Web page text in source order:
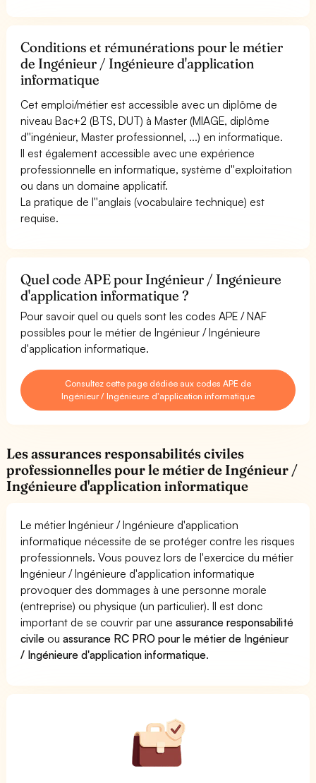
Conditions et rémunérations pour le métier
de Ingénieur / Ingénieure d'application
informatique
Cet emploi/métier est accessible avec un diplôme de
niveau Bac+2 (BTS, DUT) à Master (MIAGE, diplôme
d''ingénieur, Master professionnel, ...) en informatique.
Il est également accessible avec une expérience
professionnelle en informatique, système d''exploitation
ou dans un domaine applicatif.
La pratique de l''anglais (vocabulaire technique) est
requise.
Quel code APE pour Ingénieur / Ingénieure
d'application informatique ?
Pour savoir quel ou quels sont les codes APE / NAF
possibles pour le métier de Ingénieur / Ingénieure
d'application informatique.
Consultez cette page dédiée aux codes APE de
Ingénieur / Ingénieure d'application informatique
Les assurances responsabilités civiles
professionnelles pour le métier de Ingénieur /
Ingénieure d'application informatique
Le métier Ingénieur / Ingénieure d'application
informatique nécessite de se protéger contre les risques
professionnels. Vous pouvez lors de l'exercice du métier
Ingénieur / Ingénieure d'application informatique
provoquer des dommages à une personne morale
(entreprise) ou physique (un particulier). Il est donc
important de se couvrir par uneassurance responsabilité
civile ouassurance RC PRO pour le métier de Ingénieur
/ Ingénieure d'application informatique.